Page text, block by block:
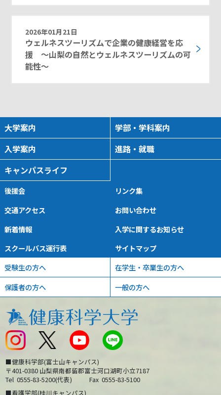
2026年01月21日
ウェルネスツーリズムで企業の健康経営を応
援 ～山梨の自然とウェルネスツーリズムの可
能性～
大学案内
学部・学科案内
入学案内
進路・就職
キャンパスライフ
後援会
リンク集
交通アクセス
お問い合わせ
新着情報
入学に関するお知らせ
スクールバス運行表
サイトマップ
受験生の方へ
在学生・卒業生の方へ
保護者の方へ
一般の方へ
■健康科学部(富士山キャンパス)
〒401-0380 山梨県南都留郡富士河口湖町小立7187
Tel 0555-83-5200(代表) Fax 0555-83-5100
■看護学部(桂川キャンパス)